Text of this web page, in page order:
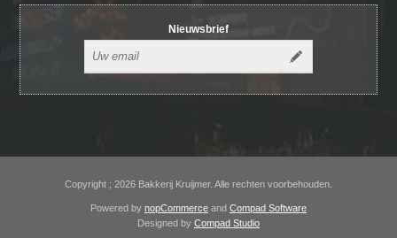
Nieuwsbrief
Copyright ; 2026 Bakkerij Kruijmer. Alle rechten voorbehouden.
Powered by nopCommerce and Compad Software
Designed by Compad Studio